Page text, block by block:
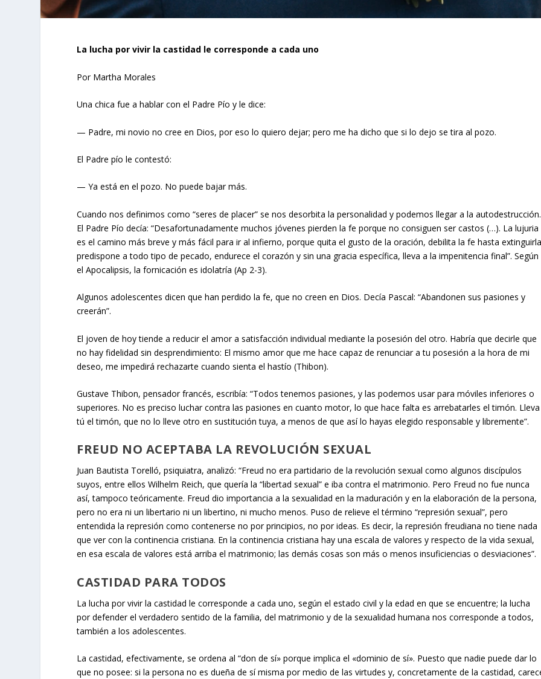
La lucha por vivir la castidad le corresponde a cada uno
Por Martha Morales
Una chica fue a hablar con el Padre Pío y le dice:
— Padre, mi novio no cree en Dios, por eso lo quiero dejar; pero me ha dicho que si lo dejo se tira al pozo.
El Padre pío le contestó:
— Ya está en el pozo. No puede bajar más.
Cuando nos definimos como “seres de placer” se nos desorbita la personalidad y podemos llegar a la autodestrucción.
El Padre Pío decía: “Desafortunadamente muchos jóvenes pierden la fe porque no consiguen ser castos (…). La lujuria
es el camino más breve y más fácil para ir al infierno, porque quita el gusto de la oración, debilita la fe hasta
predispone a todo tipo de pecado, endurece el corazón y sin una gracia específica, lleva a la impenitencia final”. Según
el Apocalipsis, la fornicación es idolatría (Ap 2-3).
Algunos adolescentes dicen que han perdido la fe, que no creen en Dios. Decía Pascal: “Abandonen sus pasiones y
creerán”.
El joven de hoy tiende a reducir el amor a satisfacción individual mediante la posesión del otro. Habría que decirle que
no hay fidelidad sin desprendimiento: El mismo amor que me hace capaz de renunciar a tu posesión a la hora de mi
deseo, me impedirá rechazarte cuando sienta el hastío (Thibon).
Gustave Thibon, pensador francés, escribía: “Todos tenemos pasiones, y las podemos usar para móviles inferiores o
superiores. No es preciso luchar contra las pasiones en cuanto motor, lo que hace falta es arrebatarles el timón. Lleva
tú el timón, que no lo lleve otro en sustitución tuya, a menos de que así lo hayas elegido responsable y libremente”.
FREUD NO ACEPTABA LA REVOLUCIÓN SEXUAL
Juan Bautista Torelló, psiquiatra, analizó: “Freud no era partidario de la revolución sexual como algunos discípulos
suyos, entre ellos Wilhelm Reich, que quería la “libertad sexual” e iba contra el matrimonio. Pero Freud no fue nunca
así, tampoco teóricamente. Freud dio importancia a la sexualidad en la maduración y en la elaboración de la persona,
pero no era ni un libertario ni un libertino, ni mucho menos. Puso de relieve el término “represión sexual”, pero
entendida la represión como contenerse no por principios, no por ideas. Es decir, la represión freudiana no tiene nada
que ver con la continencia cristiana. En la continencia cristiana hay una escala de valores y respecto de la vida sexual,
en esa escala de valores está arriba el matrimonio; las demás cosas son más o menos insuficiencias o desviaciones”.
CASTIDAD PARA TODOS
La lucha por vivir la castidad le corresponde a cada uno, según el estado civil y la edad en que se encuentre; la lucha
por defender el verdadero sentido de la familia, del matrimonio y de la sexualidad humana nos corresponde a todos,
también a los adolescentes.
La castidad, efectivamente, se ordena al “don de sí» porque implica el «dominio de sí». Puesto que nadie puede dar lo
que no posee: si la persona no es dueña de sí misma por medio de las virtudes y, concretamente de la castidad,